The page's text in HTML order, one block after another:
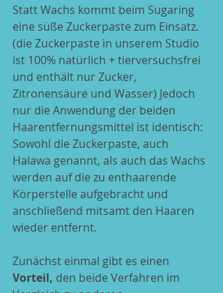
Statt Wachs kommt beim Sugaring
eine süße Zuckerpaste zum Einsatz.
(die Zuckerpaste in unserem Studio
ist 100% natürlich + tierversuchsfrei
und enthält nur Zucker,
Zitronensäure und Wasser) Jedoch
nur die Anwendung der beiden
Haarentfernungsmittel ist identisch:
Sowohl die Zuckerpaste, auch
Halawa genannt, als auch das Wachs
werden auf die zu enthaarende
Körperstelle aufgebracht und
anschließend mitsamt den Haaren
wieder entfernt.
Zunächst einmal gibt es einen
Vorteil, den beide Verfahren im